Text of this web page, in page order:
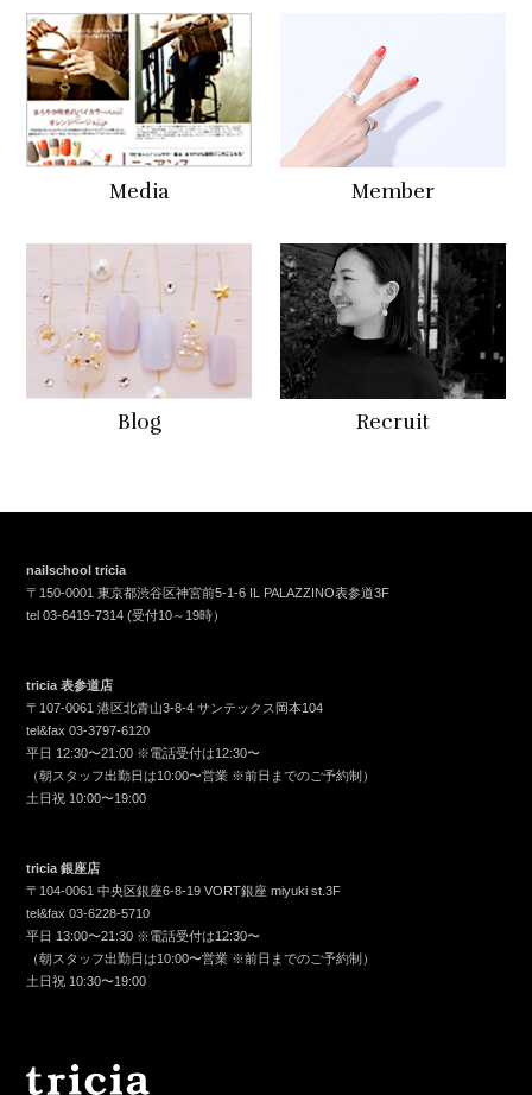
Media Member
Blog Recruit
nailschool tricia
〒150-0001 東京都渋谷区神宮前5-1-6 IL PALAZZINO表参道3F
tel03-6419-7314 (受付10～19時）
tricia 表参道店
〒107-0061 港区北青山3-8-4 サンテックス岡本104
tel&fax03-3797-6120
平日 12:30〜21:00 ※電話受付は12:30〜
（朝スタッフ出勤日は10:00〜営業 ※前日までのご予約制）
土日祝 10:00〜19:00
tricia 銀座店
〒104-0061 中央区銀座6-8-19 VORT銀座 miyuki st.3F
tel&fax03-6228-5710
平日 13:00〜21:30 ※電話受付は12:30〜
（朝スタッフ出勤日は10:00〜営業 ※前日までのご予約制）
土日祝 10:30〜19:00